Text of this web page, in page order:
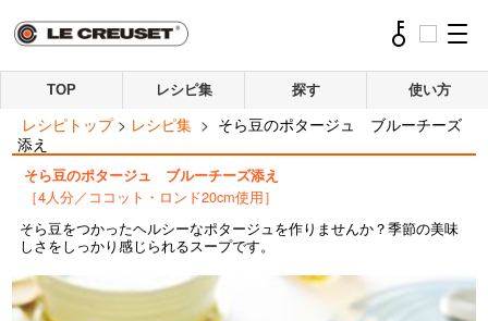
TOP レシピ集 探す 使い方
レシピトップ > レシピ集 > そら豆のポタージュ ブルーチーズ
添え
そら豆のポタージュ ブルーチーズ添え
［4人分／ココット・ロンド20cm使用］
そら豆をつかったヘルシーなポタージュを作りませんか？季節の美味
しさをしっかり感じられるスープです。